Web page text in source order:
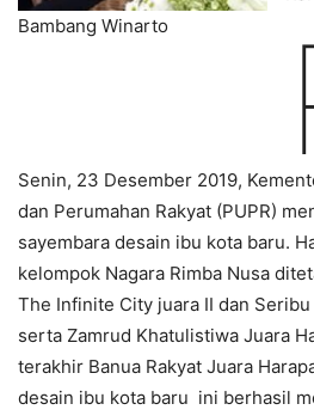
Bambang Winarto
Senin, 23 Desember 2019,
dan Perumahan Rakyat (PUPR)
sayembara desain ibu kota baru.
kelompok Nagara Rimba Nusa
The Infinite City juara II dan
serta Zamrud Khatulistiwa Juara
terakhir Banua Rakyat Juara
desain ibu kota baru ini berhasil